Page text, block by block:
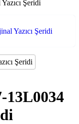
Şeridi
13L0034